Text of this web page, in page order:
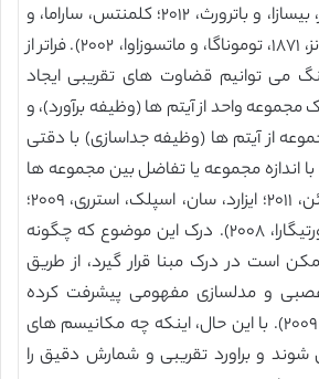
درک کنیم (آگریلو،پیفر، بیسازا، و باترورث، ۲۰۱۲؛ کلمنتس، ساراما، و
مک دونالد، ۲۰۱۹؛ جوونز، ۱۸۷۱، توموناگا، و ماتسوزاوا، ۲۰۰۲). فراتر از
می توانیم قضاوت های تقریبی ایجاد
(۱) تکثر یک مجموعه واحد از آیتم ها (وظیفه برآورد)، و
از آیتم ها (وظیفه جداسازی) با دقتی
اندازه مجموعه یا تفاضل بین مجموعه ها
کاهش می یابد (دهائن، ۲۰۱۱؛ ایزارد، سان، اسپلک، استرری، ۲۰۰۹؛
روگانی، رگولین، و والورتیگارا، ۲۰۰۸). درک این موضوع که چگونه
است در درک مبنا قرار گیرد، از طریق
عصبی و مدلسازی مفهومی پیشرفت کرده
است (نیئدر و دهائن، ۲۰۰۹). با این حال، اینکه چه مکانیسم های
شوند و براورد تقریبی و شمارش دقیق را